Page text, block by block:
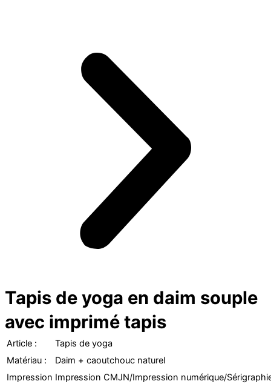
Tapis de yoga en daim souple
avec imprimé tapis
Article :
Tapis de yoga
Matériau :
Daim + caoutchouc naturel
Impression Impression CMJN/Impression numérique/